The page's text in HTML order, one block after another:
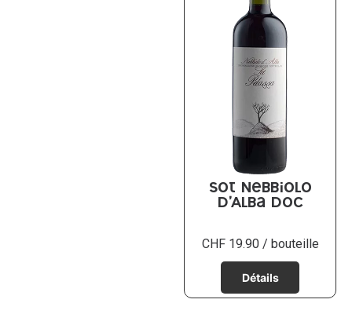
Sot Nebbiolo
d’Alba DOC
CHF19.90 / bouteille